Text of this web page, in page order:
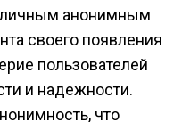
анонимным
своего появления
пользователей
и надежности.
что